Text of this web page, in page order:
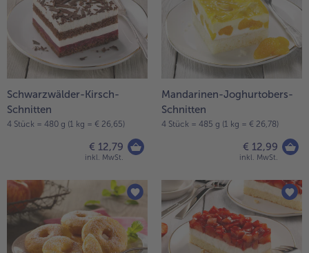
Schwarzwälder-Kirsch-
Schnitten
4 Stück = 480 g (1 kg = € 26,65)
€ 12,79
inkl. MwSt.
Mandarinen-Joghurtobers-
Schnitten
4 Stück = 485 g (1 kg = € 26,78)
€ 12,99
inkl. MwSt.